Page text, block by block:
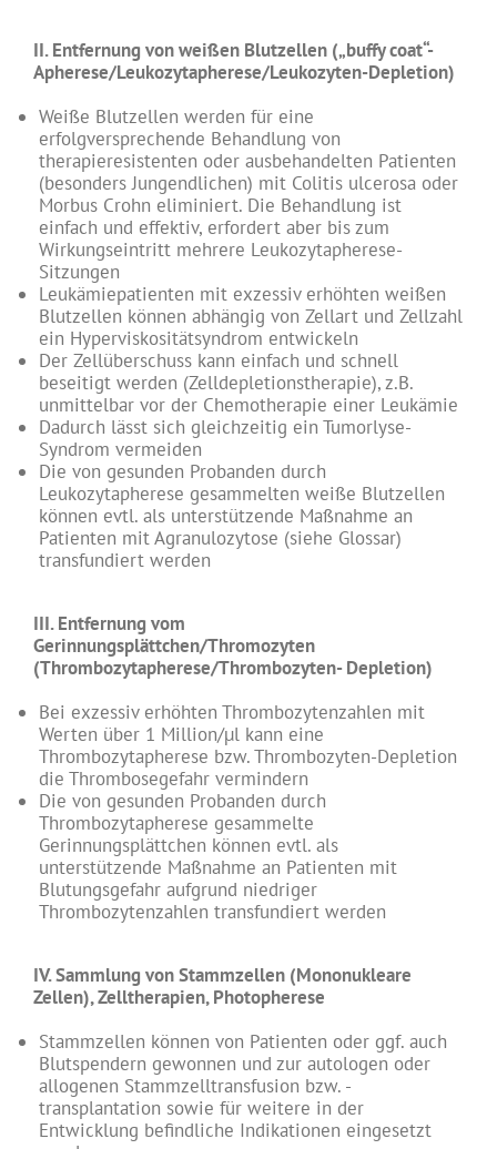
II. Entfernung von weißen Blutzellen („buffy coat“-
Apherese/Leukozytapherese/Leukozyten-Depletion)
Weiße Blutzellen werden für eine
erfolgversprechende Behandlung von
therapieresistenten oder ausbehandelten Patienten
(besonders Jungendlichen) mit Colitis ulcerosa oder
Morbus Crohn eliminiert. Die Behandlung ist
einfach und effektiv, erfordert aber bis zum
Wirkungseintritt mehrere Leukozytapherese-
Sitzungen
Leukämiepatienten mit exzessiv erhöhten weißen
Blutzellen können abhängig von Zellart und Zellzahl
ein Hyperviskositätsyndrom entwickeln
Der Zellüberschuss kann einfach und schnell
beseitigt werden (Zelldepletionstherapie), z.B.
unmittelbar vor der Chemotherapie einer Leukämie
Dadurch lässt sich gleichzeitig ein Tumorlyse-
Syndrom vermeiden
Die von gesunden Probanden durch
Leukozytapherese gesammelten weiße Blutzellen
können evtl. als unterstützende Maßnahme an
Patienten mit Agranulozytose (siehe Glossar)
transfundiert werden
III. Entfernung vom
Gerinnungsplättchen/Thromozyten
(Thrombozytapherese/Thrombozyten- Depletion)
Bei exzessiv erhöhten Thrombozytenzahlen mit
Werten über 1 Million/µl kann eine
Thrombozytapherese bzw. Thrombozyten-Depletion
die Thrombosegefahr vermindern
Die von gesunden Probanden durch
Thrombozytapherese gesammelte
Gerinnungsplättchen können evtl. als
unterstützende Maßnahme an Patienten mit
Blutungsgefahr aufgrund niedriger
Thrombozytenzahlen transfundiert werden
IV. Sammlung von Stammzellen (Mononukleare
Zellen), Zelltherapien, Photopherese
Stammzellen können von Patienten oder ggf. auch
Blutspendern gewonnen und zur autologen oder
allogenen Stammzelltransfusion bzw. -
transplantation sowie für weitere in der
Entwicklung befindliche Indikationen eingesetzt